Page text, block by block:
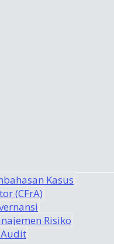
Kasus
(CFrA)
Risiko